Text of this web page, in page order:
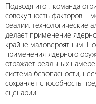
Подводя итог, команда
совокупность факторов –
реалии, технологические
делает применение
крайне маловероятным.
применения ядерного
отражает реальных
система безопасности,
сохраняет способность
сценарии.